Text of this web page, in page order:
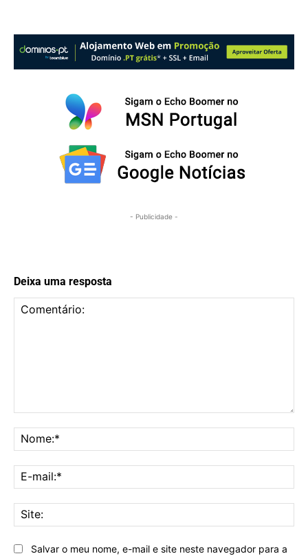
- Publicidade -
Deixa uma resposta
Salvar o meu nome, e-mail e site neste navegador para a